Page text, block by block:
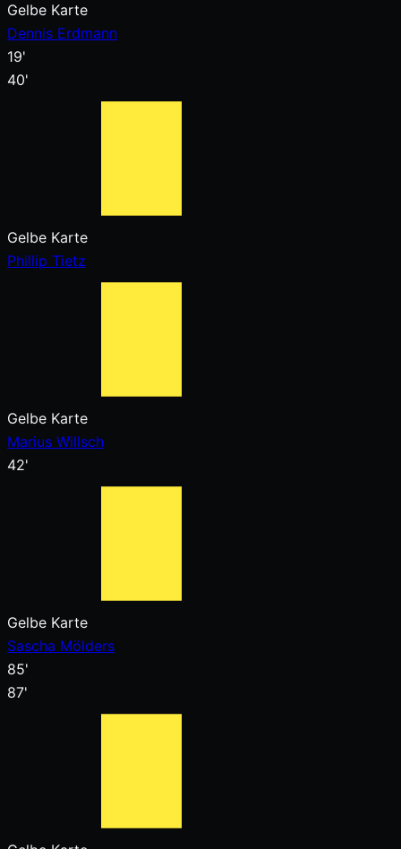
Gelbe Karte
Dennis Erdmann
19'
40'
Gelbe Karte
Phillip Tietz
Gelbe Karte
Marius Willsch
42'
Gelbe Karte
Sascha Mölders
85'
87'